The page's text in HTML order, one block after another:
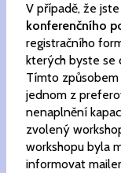
V případě, že
konferenčního
registračního
kterých byste se
Tímto
jednom z
nenaplnění
zvolený
workshopu byla
informovat